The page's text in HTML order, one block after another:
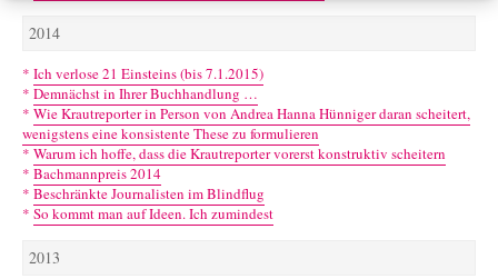
2014
* Ich verlose 21 Einsteins (bis 7.1.2015)
* Demnächst in Ihrer Buchhandlung …
* Wie Krautreporter in Person von Andrea Hanna Hünniger daran scheitert,
wenigstens eine konsistente These zu formulieren
* Warum ich hoffe, dass die Krautreporter vorerst konstruktiv scheitern
* Bachmannpreis 2014
* Beschränkte Journalisten im Blindflug
* So kommt man auf Ideen. Ich zumindest
2013